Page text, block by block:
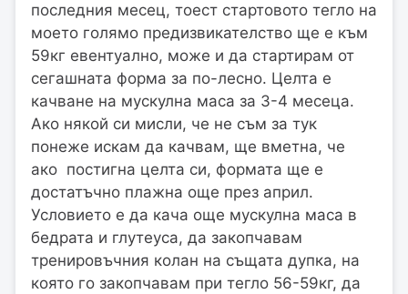
последния месец, тоест стартовото тегло на
моето голямо предизвикателство ще е към
59кг евентуално, може и да стартирам от
сегашната форма за по-лесно. Целта е
качване на мускулна маса за 3-4 месеца.
Ако някой си мисли, че не съм за тук
понеже искам да качвам, ще вметна, че
ако постигна целта си, формата ще е
достатъчно плажна още през април.
Условието е да кача още мускулна маса в
бедрата и глутеуса, да закопчавам
тренировъчния колан на същата дупка, на
която го закопчавам при тегло 56-59кг, да